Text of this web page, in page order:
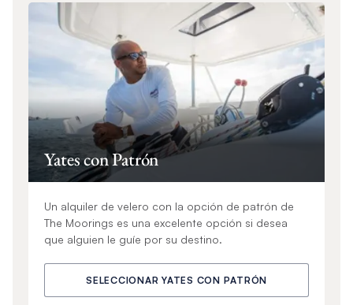
Yates con Patrón
Un alquiler de velero con la opción de patrón de
The Moorings es una excelente opción si desea
que alguien le guíe por su destino.
SELECCIONAR YATES CON PATRÓN